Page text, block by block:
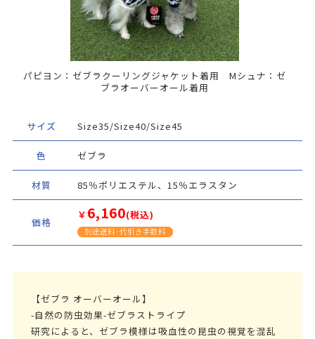
パピヨン：ゼブラクーリングジャケット着用 Mシュナ：ゼ
ブラオーバーオール着用
サイズ Size35/Size40/Size45
色 ゼブラ
材質 85％ポリエステル、15％エラスタン
価格
￥ 6,160(税込)
別途送料･代引き手数料
【ゼブラ オーバーオール】
-自然の防虫効果-ゼブラストライプ
研究によると、ゼブラ模様は吸血性の昆虫の視覚を混乱